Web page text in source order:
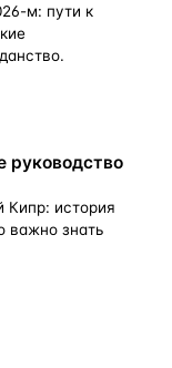
м: пути к
история
важно знать